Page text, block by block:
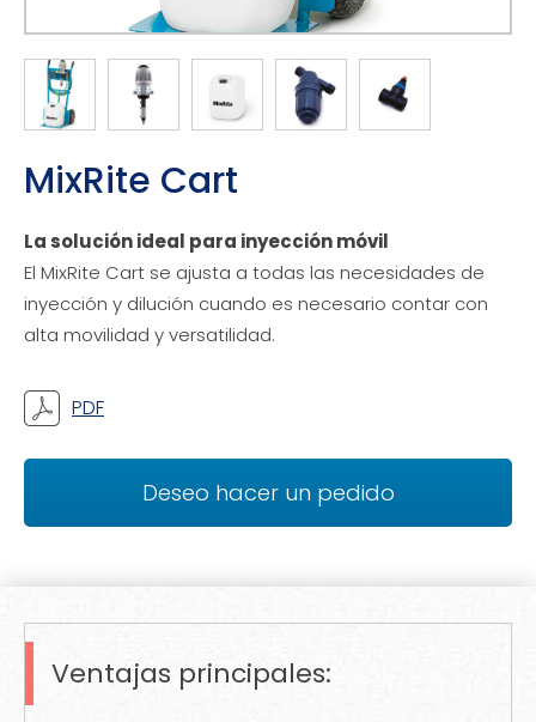
MixRite Cart
La solución ideal para inyección móvil
El MixRite Cart se ajusta a todas las necesidades de
inyección y dilución cuando es necesario contar con
alta movilidad y versatilidad.
PDF
Deseo hacer un pedido
Ventajas principales: